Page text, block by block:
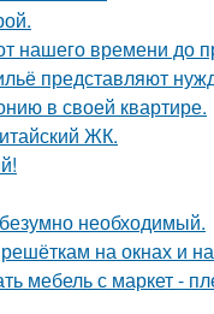
нашего времени до
представляют
в своей квартире.
ЖК.
необходимый.
на окнах и
мебель с маркет -